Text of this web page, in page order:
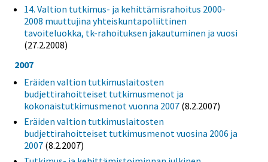
14. Valtion tutkimus- ja kehittämisrahoitus 2000-
2008 muuttujina yhteiskuntapoliittinen
tavoiteluokka, tk-rahoituksen jakautuminen ja vuosi
(27.2.2008)
2007
Eräiden valtion tutkimuslaitosten
budjettirahoitteiset tutkimusmenot ja
kokonaistutkimusmenot vuonna 2007 (8.2.2007)
Eräiden valtion tutkimuslaitosten
budjettirahoitteiset tutkimusmenot vuosina 2006 ja
2007 (8.2.2007)